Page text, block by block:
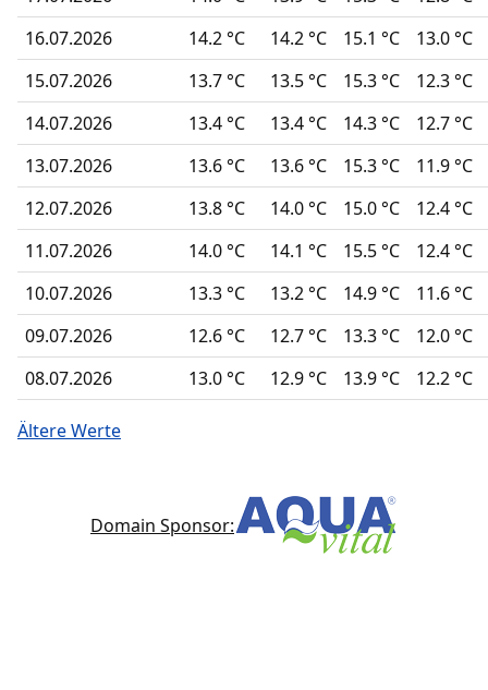
16.07.2026
14.2 °C 14.2 °C 15.1 °C
13.0 °C
15.07.2026
13.7 °C 13.5 °C 15.3 °C
12.3 °C
14.07.2026
13.4 °C 13.4 °C 14.3 °C
12.7 °C
13.07.2026
13.6 °C 13.6 °C 15.3 °C
11.9 °C
12.07.2026
13.8 °C 14.0 °C 15.0 °C
12.4 °C
11.07.2026
14.0 °C 14.1 °C 15.5 °C
12.4 °C
10.07.2026
13.3 °C 13.2 °C 14.9 °C
11.6 °C
09.07.2026
12.6 °C 12.7 °C 13.3 °C
12.0 °C
08.07.2026
13.0 °C 12.9 °C 13.9 °C 12.2 °C
Ältere Werte
Domain Sponsor: